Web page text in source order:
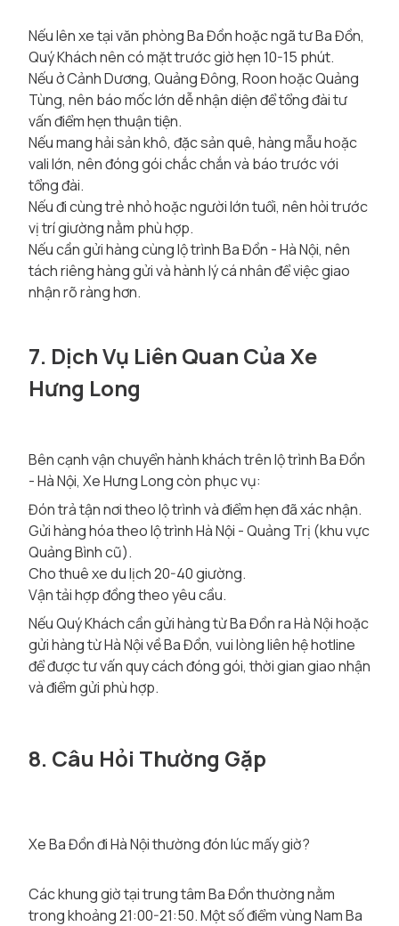
Nếu lên xe tại văn phòng Ba Đồn hoặc ngã tư Ba Đồn,
Quý Khách nên có mặt trước giờ hẹn 10-15 phút.
Nếu ở Cảnh Dương, Quảng Đông, Roon hoặc Quảng
Tùng, nên báo mốc lớn dễ nhận diện để tổng đài tư
vấn điểm hẹn thuận tiện.
Nếu mang hải sản khô, đặc sản quê, hàng mẫu hoặc
vali lớn, nên đóng gói chắc chắn và báo trước với
tổng đài.
Nếu đi cùng trẻ nhỏ hoặc người lớn tuổi, nên hỏi trước
vị trí giường nằm phù hợp.
Nếu cần gửi hàng cùng lộ trình Ba Đồn - Hà Nội, nên
tách riêng hàng gửi và hành lý cá nhân để việc giao
nhận rõ ràng hơn.
7. Dịch Vụ Liên Quan Của Xe
Hưng Long
Bên cạnh vận chuyển hành khách trên lộ trình Ba Đồn
- Hà Nội, Xe Hưng Long còn phục vụ:
Đón trả tận nơi theo lộ trình và điểm hẹn đã xác nhận.
Gửi hàng hóa theo lộ trình Hà Nội - Quảng Trị (khu vực
Quảng Bình cũ).
Cho thuê xe du lịch 20-40 giường.
Vận tải hợp đồng theo yêu cầu.
Nếu Quý Khách cần gửi hàng từ Ba Đồn ra Hà Nội hoặc
gửi hàng từ Hà Nội về Ba Đồn, vui lòng liên hệ hotline
để được tư vấn quy cách đóng gói, thời gian giao nhận
và điểm gửi phù hợp.
8. Câu Hỏi Thường Gặp
Xe Ba Đồn đi Hà Nội thường đón lúc mấy giờ?
Các khung giờ tại trung tâm Ba Đồn thường nằm
trong khoảng 21:00-21:50. Một số điểm vùng Nam Ba